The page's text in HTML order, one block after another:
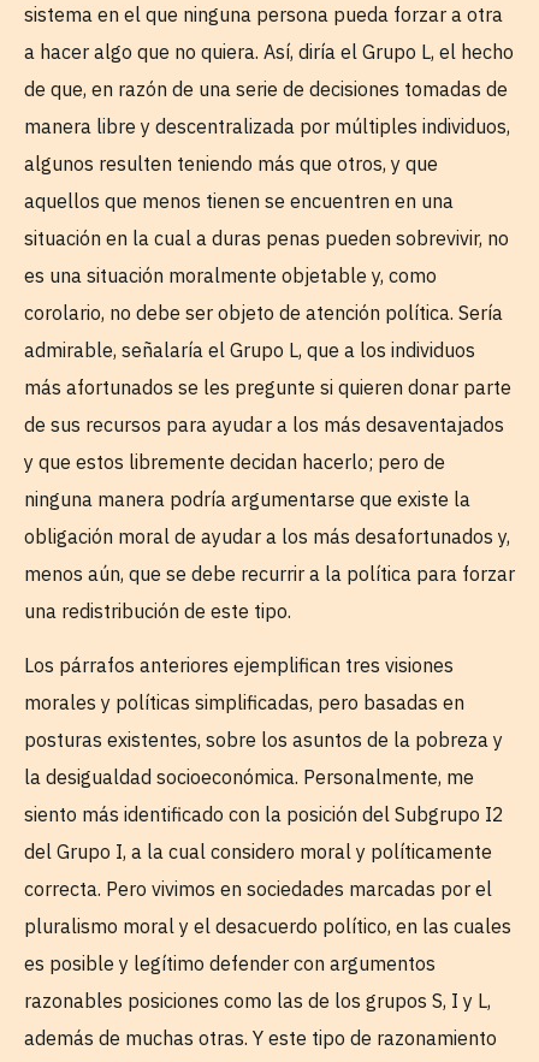
sistema en el que ninguna persona pueda forzar a otra
a hacer algo que no quiera. Así, diría el Grupo L, el hecho
de que, en razón de una serie de decisiones tomadas de
manera libre y descentralizada por múltiples individuos,
algunos resulten teniendo más que otros, y que
aquellos que menos tienen se encuentren en una
situación en la cual a duras penas pueden sobrevivir, no
es una situación moralmente objetable y, como
corolario, no debe ser objeto de atención política. Sería
admirable, señalaría el Grupo L, que a los individuos
más afortunados se les pregunte si quieren donar parte
de sus recursos para ayudar a los más desaventajados
y que estos libremente decidan hacerlo; pero de
ninguna manera podría argumentarse que existe la
obligación moral de ayudar a los más desafortunados y,
menos aún, que se debe recurrir a la política para forzar
una redistribución de este tipo.
Los párrafos anteriores ejemplifican tres visiones
morales y políticas simplificadas, pero basadas en
posturas existentes, sobre los asuntos de la pobreza y
la desigualdad socioeconómica. Personalmente, me
siento más identificado con la posición del Subgrupo I2
del Grupo I, a la cual considero moral y políticamente
correcta. Pero vivimos en sociedades marcadas por el
pluralismo moral y el desacuerdo político, en las cuales
es posible y legítimo defender con argumentos
razonables posiciones como las de los grupos S, I y L,
además de muchas otras. Y este tipo de razonamiento